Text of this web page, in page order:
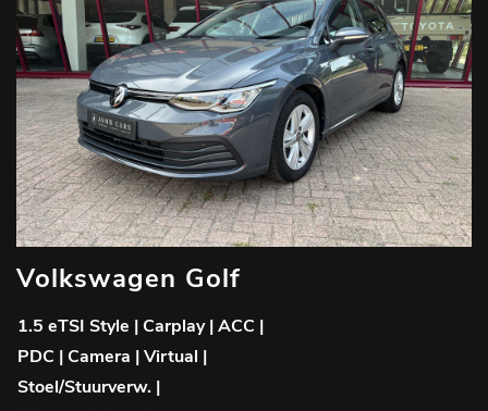
Volkswagen Golf
1.5 eTSI Style | Carplay | ACC |
PDC | Camera | Virtual |
Stoel/Stuurverw. |